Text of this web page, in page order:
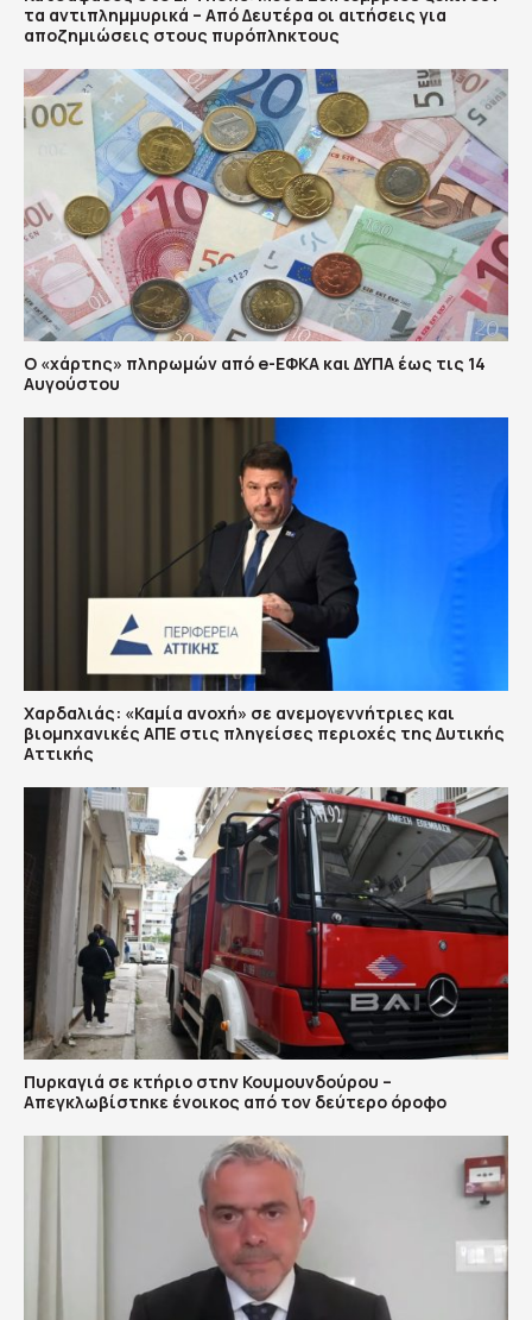
τα αντιπλημμυρικά – Από Δευτέρα οι αιτήσεις για
αποζημιώσεις στους πυρόπληκτους
Ο «χάρτης» πληρωμών από e-ΕΦΚΑ και ΔΥΠΑ έως τις 14
Αυγούστου
Χαρδαλιάς: «Καμία ανοχή» σε ανεμογεννήτριες και
βιομηχανικές ΑΠΕ στις πληγείσες περιοχές της Δυτικής
Αττικής
Πυρκαγιά σε κτήριο στην Κουμουνδούρου –
Απεγκλωβίστηκε ένοικος από τον δεύτερο όροφο